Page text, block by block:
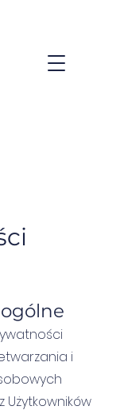
i
Użytkowników